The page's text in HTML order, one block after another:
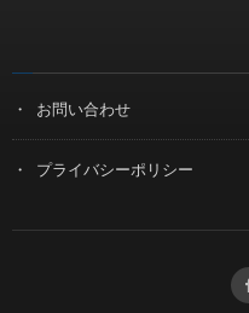
お問い合わせ
プライバシーポリシー